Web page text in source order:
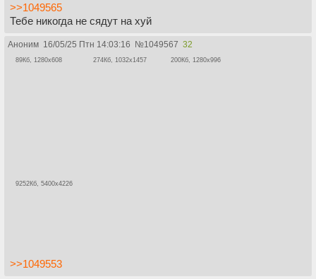
>>1049565
Тебе никогда не сядут на хуй
Аноним 16/05/25 Птн 14:03:16 №1049567 32
89Кб, 1280x608 274Кб, 1032x1457 200Кб, 1280x996
9252Кб, 5400x4226
>>1049553